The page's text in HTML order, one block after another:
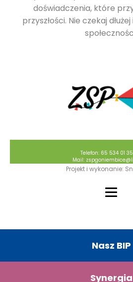
doświadczenia, które
przyszłości. Nie czekaj
Telefon: 65 534 01 35
Mail:
Projekt i wykonanie:
Nasz BIP
Synergia